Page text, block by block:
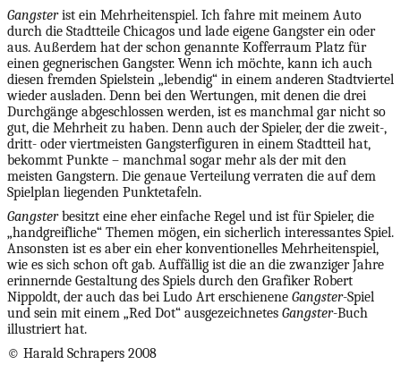
Gangsterist ein Mehrheitenspiel. Ich fahre mit meinem Auto
durch die Stadtteile Chicagos und lade eigene Gangster ein oder
aus. Außerdem hat der schon genannte Kofferraum Platz für
einen gegnerischen Gangster. Wenn ich möchte, kann ich auch
diesen fremden Spielstein „lebendig“ in einem anderen Stadtviertel
wieder ausladen. Denn bei den Wertungen, mit denen die drei
Durchgänge abgeschlossen werden, ist es manchmal gar nicht so
gut, die Mehrheit zu haben. Denn auch der Spieler, der die zweit-,
dritt- oder viertmeisten Gangsterfiguren in einem Stadtteil hat,
bekommt Punkte – manchmal sogar mehr als der mit den
meisten Gangstern. Die genaue Verteilung verraten die auf dem
Spielplan liegenden Punktetafeln.
Gangsterbesitzt eine eher einfache Regel und ist für Spieler, die
„handgreifliche“ Themen mögen, ein sicherlich interessantes Spiel.
Ansonsten ist es aber ein eher konventionelles Mehrheitenspiel,
wie es sich schon oft gab. Auffällig ist die an die zwanziger Jahre
erinnernde Gestaltung des Spiels durch den Grafiker Robert
Nippoldt, der auch das bei Ludo Art erschienene Gangster-Spiel
und sein mit einem „Red Dot“ ausgezeichnetes Gangster-Buch
illustriert hat.
© Harald Schrapers 2008